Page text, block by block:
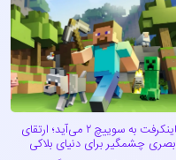
ماینکرفت به سوییچ ۲ می‌آید؛ ارتقای
بصری چشمگیر برای دنیای بلاکی